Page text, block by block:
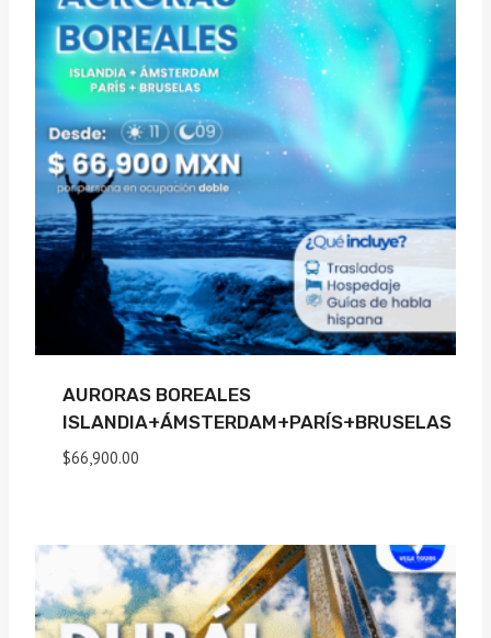
AURORAS BOREALES
ISLANDIA+ÁMSTERDAM+PARÍS+BRUSELAS
$66,900.00